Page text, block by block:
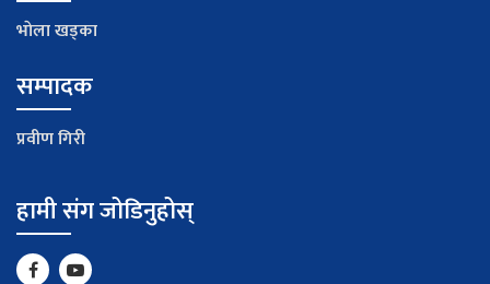
भाेला खड्का
सम्पादक
प्रवीण गिरी
हामी संग जोडिनुहोस्